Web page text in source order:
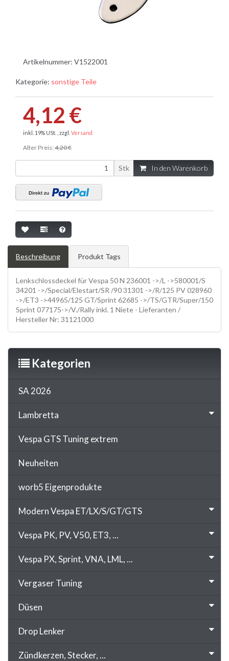
Artikelnummer: V1522001
Kategorie: sonstige Teile
4,12 €
inkl. 19% USt. , zzgl. Versand
Alter Preis: 4,20 €
Stk In den Warenkorb
Beschreibung Produkt Tags
Lenkschlossdeckel für Vespa 50 N 236001 ->/L ->580001/S
34201 ->/Special/Elestart/SR /90 31301 ->/R/125 PV 028960
->/ET3 ->44965/125 GT/Sprint 62685 ->/TS/GTR/Super/150
Sprint 077175->/V./Rally inkl. 1 Niete - Lieferanten /
Hersteller Nr: 31121000
Kategorien
SA 2026
Lambretta
Vespa GTS Tuning extrem
Neuheiten
worb5 Eigenprodukte
Modern Vespa ET/LX/S/GT/GTS
Vespa PK, PV, V50, ET3, ...
Vespa PX, Sprint, VNA, LML, ...
Vergaser Tuning
Düsen
Drop Lenker
Zündkerzen, Stecker, ...